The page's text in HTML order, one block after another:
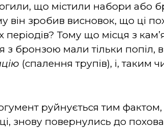
що містили набори або
він зробив висновок, що ці
періодів?Тому що місця з
з бронзою мали тільки
(спалення трупів), і, таким
руйнується тим
знову повернулись до